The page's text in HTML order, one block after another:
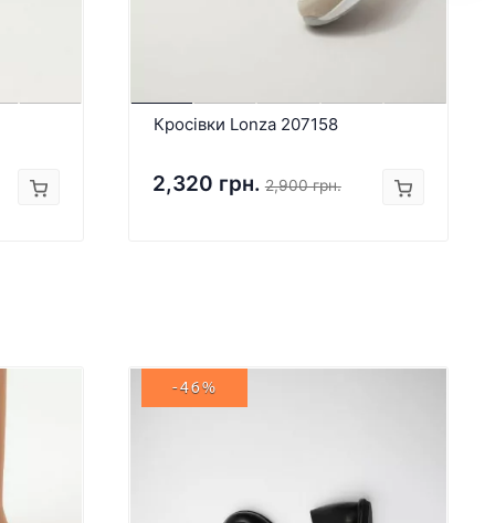
Кросівки Lonza 207158
2,320 грн. 2,900 грн.
-46%